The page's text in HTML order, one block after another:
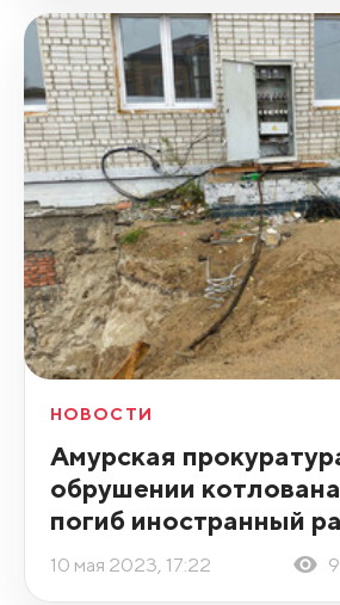
НОВОСТИ
Амурская
обрушении
погиб иностранный
10 мая 2023, 17:22